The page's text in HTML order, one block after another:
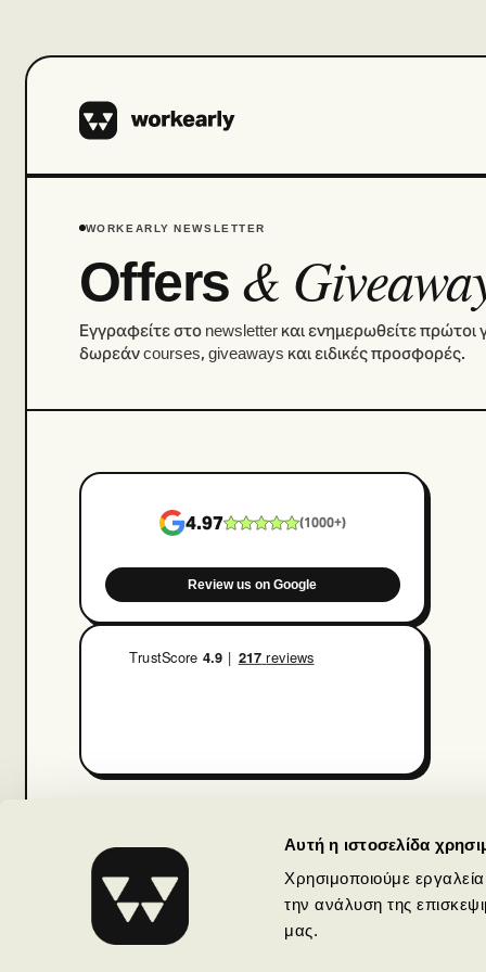
Αυτή η ιστοσελίδα
Χρησιμοποιούμε
την ανάλυση της
μας.
WORKEARLY NEWSLETTER
Offers &
Εγγραφείτε στο newsletter και ενημερωθείτε πρώτοι
δωρεάν courses, giveaways και ειδικές προσφορές.
4.97 (1000+)
Review us on Google
GRΑθήνα+30
16-18 Evripidou,